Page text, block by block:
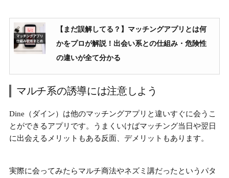
【まだ誤解してる？】マッチングアプリとは何
かをプロが解説！出会い系との仕組み・危険性
の違いが全て分かる
マルチ系の誘導には注意しよう
Dine（ダイン）は他のマッチングアプリと違いすぐに会うこ
とができるアプリです。うまくいけばマッチング当日や翌日
に出会えるメリットもある反面、デメリットもあります。
実際に会ってみたらマルチ商法やネズミ講だったというパタ